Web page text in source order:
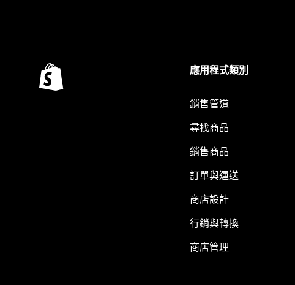
應用程式類別
銷售管道
尋找商品
銷售商品
訂單與運送
商店設計
行銷與轉換
商店管理